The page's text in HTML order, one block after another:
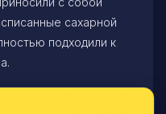
сахарной
подходили к